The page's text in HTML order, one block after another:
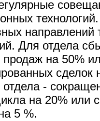
направлений
Для отдела
на 50%
сделок
отдела -
на 20% или
5 %.